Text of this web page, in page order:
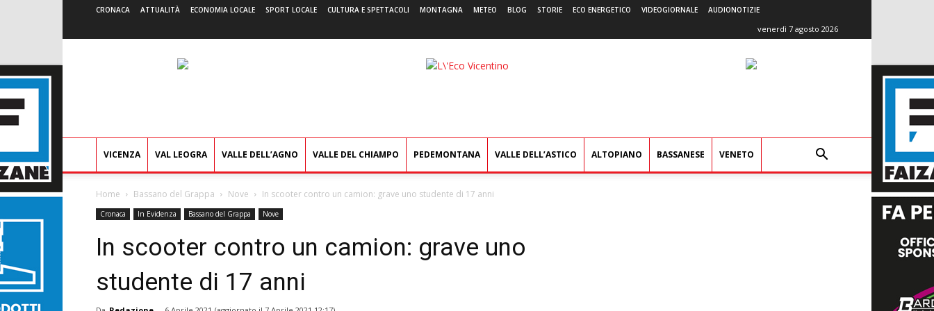
CRONACA ATTUALITÀ ECONOMIA LOCALE SPORT LOCALE CULTURA E SPETTACOLI MONTAGNA METEO BLOG STORIE ECO ENERGETICO VIDEOGIORNALE AUDIONOTIZIE
venerdì 7 agosto 2026
L'Eco
VICENZA VAL LEOGRA VALLE DELL’AGNO VALLE DEL CHIAMPO PEDEMONTANA VALLE DELL’ASTICO ALTOPIANO BASSANESE VENETO
Home Bassano del Grappa Nove In scooter contro un camion: grave uno studente di 17 anni
Cronaca In Evidenza Bassano del Grappa Nove
In scooter contro un camion: grave uno
studente di 17 anni